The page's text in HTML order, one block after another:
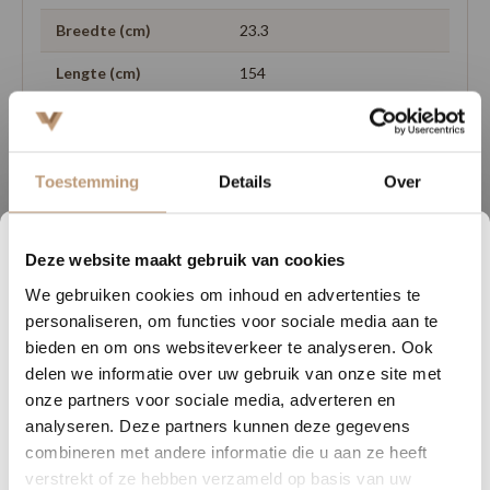
2
DAGEN
16
UREN
57
MINUTEN
39
SECONDEN
Nu tijdelijk 10% korting op
jouw vloer
Vraag snel een offerte aan en bespaar direct.
Toestemming Details Over
Deze website maakt gebruik van cookies
We gebruiken cookies om inhoud en advertenties te
personaliseren, om functies voor sociale media aan te
bieden en om ons websiteverkeer te analyseren. Ook
delen we informatie over uw gebruik van onze site met
onze partners voor sociale media, adverteren en
analyseren. Deze partners kunnen deze gegevens
combineren met andere informatie die u aan ze heeft
verstrekt of ze hebben verzameld op basis van uw
Breedte (cm) 23.3
Lengte (cm) 154
Geschikt voor
Garantie
25 jaar (huishoudelijk
Ervaringen van onze klanten
9.8/ 10 op basis van 180+ reviews
Sophie uit Arnhem -